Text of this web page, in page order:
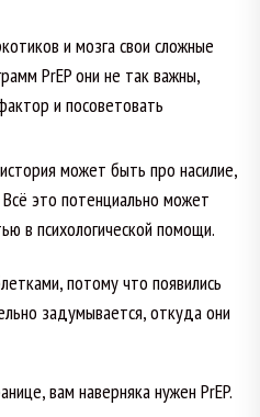
и мозга свои сложные
PrEP они не так важны,
и посоветовать
может быть про насилие,
это потенциально может
в психологической помощи.
потому что появились
задумывается, откуда они
вам наверняка нужен PrEP.